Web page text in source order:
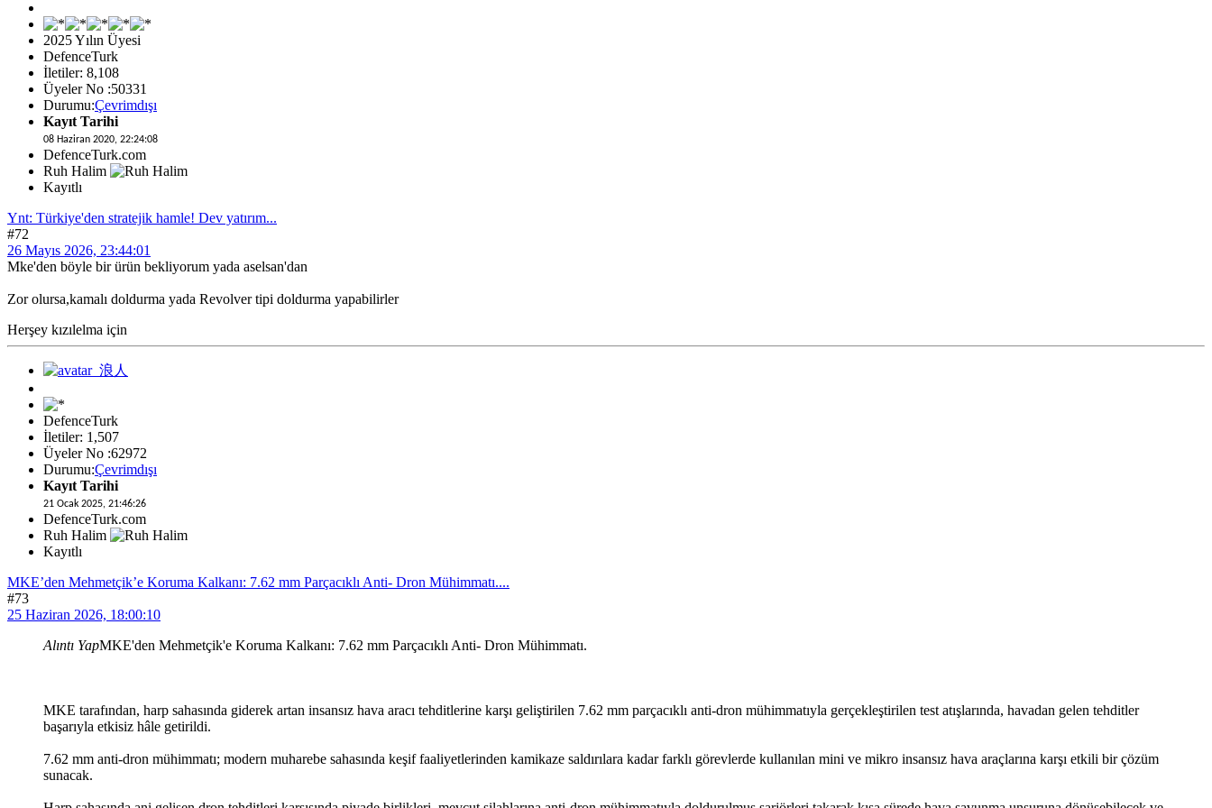
2025 Yılın Üyesi
DefenceTurk
İletiler: 8,108
Üyeler No :50331
Durumu:Çevrimdışı
Kayıt Tarihi
08 Haziran 2020, 22:24:08
DefenceTurk.com
Ruh Halim
Kayıtlı
Ynt: Türkiye'den stratejik hamle! Dev yatırım...
#72
26 Mayıs 2026, 23:44:01
Mke'den böyle bir ürün bekliyorum yada aselsan'dan
Zor olursa,kamalı doldurma yada Revolver tipi doldurma yapabilirler
Herşey kızılelma için
DefenceTurk
İletiler: 1,507
Üyeler No :62972
Durumu:Çevrimdışı
Kayıt Tarihi
21 Ocak 2025, 21:46:26
DefenceTurk.com
Ruh Halim
Kayıtlı
MKE’den Mehmetçik’e Koruma Kalkanı: 7.62 mm Parçacıklı Anti- Dron Mühimmatı....
#73
25 Haziran 2026, 18:00:10
Alıntı YapMKE'den Mehmetçik'e Koruma Kalkanı: 7.62 mm Parçacıklı Anti- Dron Mühimmatı.
MKE tarafından, harp sahasında giderek artan insansız hava aracı tehditlerine karşı geliştirilen 7.62 mm parçacıklı anti-dron mühimmatıyla gerçekleştirilen test atışlarında, havadan gelen tehditler
başarıyla etkisiz hâle getirildi.
7.62 mm anti-dron mühimmatı; modern muharebe sahasında keşif faaliyetlerinden kamikaze saldırılara kadar farklı görevlerde kullanılan mini ve mikro insansız hava araçlarına karşı etkili bir çözüm
sunacak.